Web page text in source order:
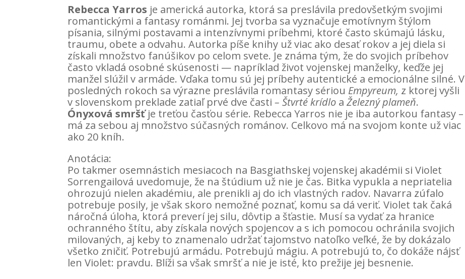
Rebecca Yarros je americká autorka, ktorá sa preslávila predovšetkým svojimi
romantickými a fantasy románmi. Jej tvorba sa vyznačuje emotívnym štýlom
písania, silnými postavami a intenzívnymi príbehmi, ktoré často skúmajú lásku,
traumu, obete a odvahu. Autorka píše knihy už viac ako desať rokov a jej diela si
získali množstvo fanúšikov po celom svete. Je známa tým, že do svojich príbehov
často vkladá osobné skúsenosti — napríklad život vojenskej manželky, keďže jej
manžel slúžil v armáde. Vďaka tomu sú jej príbehy autentické a emocionálne silné. V
posledných rokoch sa výrazne preslávila romantasy sériou Empyreum, z ktorej vyšli
v slovenskom preklade zatiaľ prvé dve časti– Štvrté krídlo aŽelezný plameň.
Ónyxová smršťje treťou časťou série. Rebecca Yarros nie je iba autorkou fantasy –
má za sebou aj množstvo súčasných románov. Celkovo má na svojom konte už viac
ako 20 kníh.
Anotácia:
Po takmer osemnástich mesiacoch na Basgiathskej vojenskej akadémii si Violet
Sorrengailová uvedomuje, že na štúdium už nie je čas. Bitka vypukla a nepriatelia
ohrozujú nielen akadémiu, ale prenikli aj do ich vlastných radov. Navarra zúfalo
potrebuje posily, je však skoro nemožné poznať, komu sa dá veriť. Violet tak čaká
náročná úloha, ktorá preverí jej silu, dôvtip a šťastie. Musí sa vydať za hranice
ochranného štítu, aby získala nových spojencov a s ich pomocou ochránila svojich
milovaných, aj keby to znamenalo udržať tajomstvo natoľko veľké, že by dokázalo
všetko zničiť. Potrebujú armádu. Potrebujú mágiu. A potrebujú to, čo dokáže nájsť
len Violet: pravdu. Blíži sa však smršť a nie je isté, kto prežije jej besnenie.